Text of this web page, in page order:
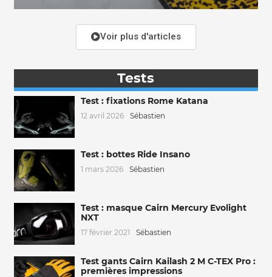
Voir plus d'articles
Tests
Test : fixations Rome Katana
12 avril 2026 Sébastien
Test : bottes Ride Insano
1 mars 2026 Sébastien
Test : masque Cairn Mercury Evolight
NXT
17 février 2021 Sébastien
Test gants Cairn Kailash 2 M C-TEX Pro :
premières impressions